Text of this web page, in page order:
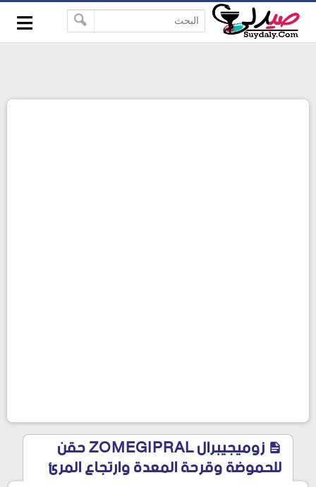
-->
google-site-verification=pbBDctPvwZJkSEHg2-
vmZ_yu86_9u3jQJgGN9H2FF9w
≡
زوميجيبرال ZOMEGIPRAL حقن
للحموضة وقرحة المعدة وارتجاع المرئ